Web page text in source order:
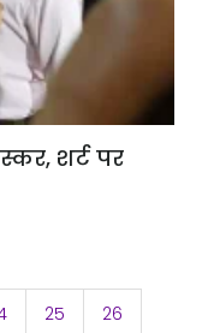
शर्ट पर
25 26